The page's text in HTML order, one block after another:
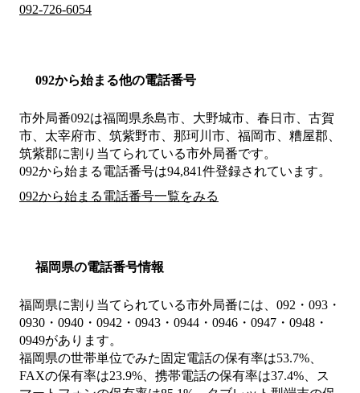
092-726-6054
092から始まる他の電話番号
市外局番092は福岡県糸島市、大野城市、春日市、古賀
市、太宰府市、筑紫野市、那珂川市、福岡市、糟屋郡、
筑紫郡に割り当てられている市外局番です。
092から始まる電話番号は94,841件登録されています。
092から始まる電話番号一覧をみる
福岡県の電話番号情報
福岡県に割り当てられている市外局番には、092・093・
0930・0940・0942・0943・0944・0946・0947・0948・
0949があります。
福岡県の世帯単位でみた固定電話の保有率は53.7%、
FAXの保有率は23.9%、携帯電話の保有率は37.4%、ス